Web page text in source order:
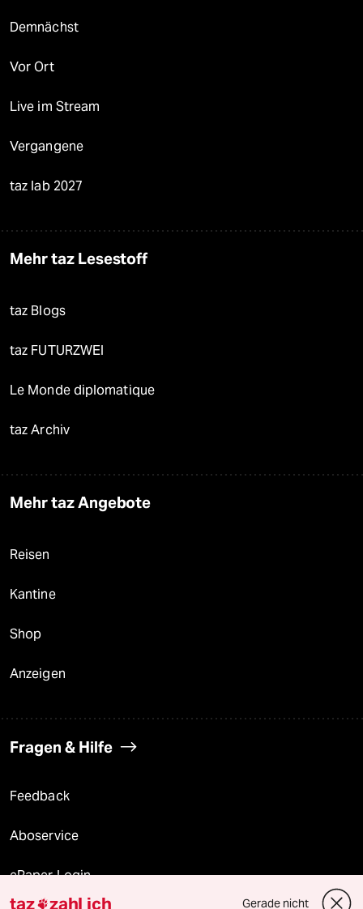
Demnächst
Vor Ort
Live im Stream
Vergangene
taz lab 2027
Mehr taz Lesestoff
taz Blogs
taz FUTURZWEI
Le Monde diplomatique
taz Archiv
Mehr taz Angebote
Reisen
Kantine
Shop
Anzeigen
Fragen & Hilfe
Feedback
Aboservice
ePaper Login
taz zahl ich Gerade nicht